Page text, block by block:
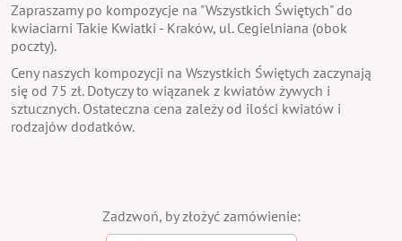
Zapraszamy po kompozycje na "Wszystkich Świętych" do
kwiaciarni Takie Kwiatki - Kraków, ul. Cegielniana (obok
poczty).
Ceny naszych kompozycji na Wszystkich Świętych zaczynają
się od 75 zł. Dotyczy to wiązanek z kwiatów żywych i
sztucznych. Ostateczna cena zależy od ilości kwiatów i
rodzajów dodatków.
Zadzwoń, by złożyć zamówienie: